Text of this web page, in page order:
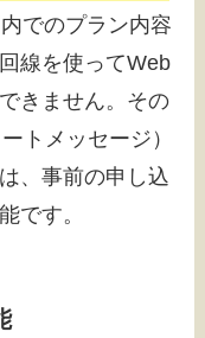
内でのプラン内容
線を使ってWeb
きません。その
トメッセージ）
、事前の申し込
です。